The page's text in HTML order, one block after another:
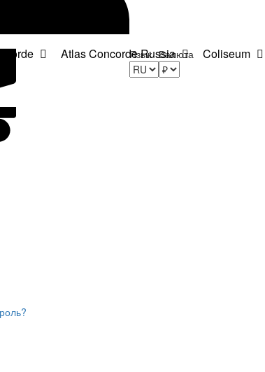
Atlas Concorde Russia Coliseum
Язык Валюта